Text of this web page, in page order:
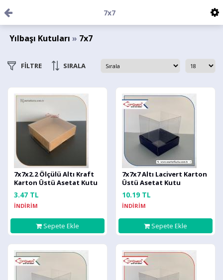
7x7
Yılbaşı Kutuları » 7x7
FİLTRE SIRALA
7x7x2.2 Ölçülü Altı Kraft
Karton Üstü Asetat Kutu
3.47 TL
İNDİRİM
Sepete Ekle
7x7x7 Altı Lacivert Karton
Üstü Asetat Kutu
10.19 TL
İNDİRİM
Sepete Ekle